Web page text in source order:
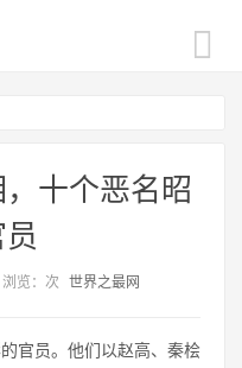
十个恶名昭
浏览： 次 世界之最网
官员。他们以赵高、秦桧